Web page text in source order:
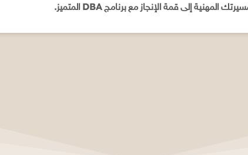
المهنية إلى قمة الإنجاز مع برنامجDBA المتميز.